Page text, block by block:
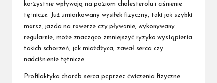
korzystnie wpływają na poziom cholesterolu i ciśnienie
tętnicze. Już umiarkowany wysiłek fizyczny, taki jak szybki
marsz, jazda na rowerze czy pływanie, wykonywany
regularnie, może znacząco zmniejszyć ryzyko wystąpienia
takich schorzeń, jak miażdżyca, zawał serca czy
nadciśnienie tętnicze.
Profilaktyka chorób serca poprzez ćwiczenia fizyczne